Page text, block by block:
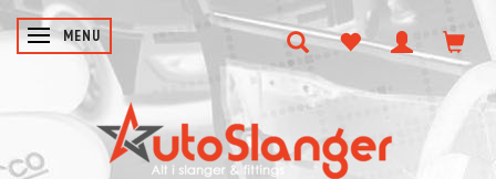
SKIFTE NAVIGATION
MENU